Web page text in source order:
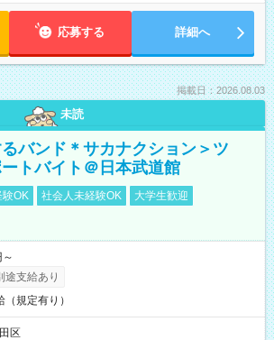
応募する 詳細へ
掲載日：2026.08.03
未読
バンド＊サカナクション＞ツ
トバイト＠日本武道館
験OK 社会人未経験OK
大学生歓迎
途支給あり
（規定有り）
区